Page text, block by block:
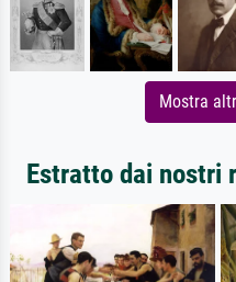
Mostra
Estratto dai nostri